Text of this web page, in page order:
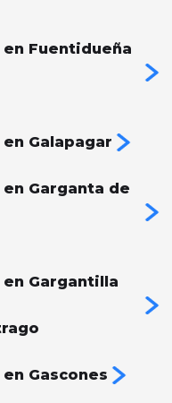
Fuentidueña
Galapagar
Garganta de
Gargantilla
Gascones